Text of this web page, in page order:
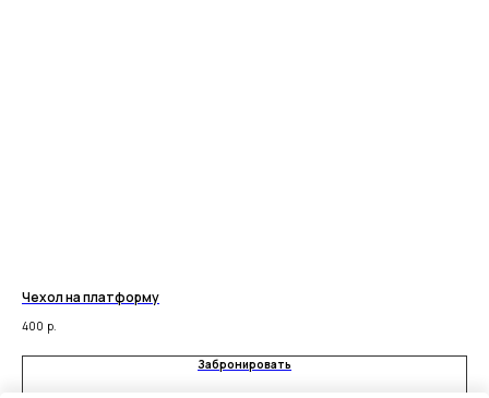
Чехол на платформу
400 р.
Забронировать